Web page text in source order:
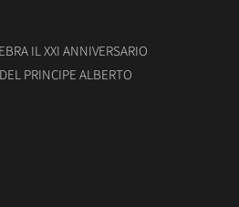
IL XXI ANNIVERSARIO
PRINCIPE ALBERTO